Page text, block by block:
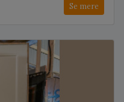
Se mere